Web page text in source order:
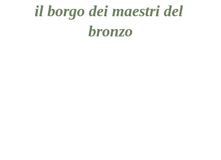
il borgo dei maestri del
bronzo